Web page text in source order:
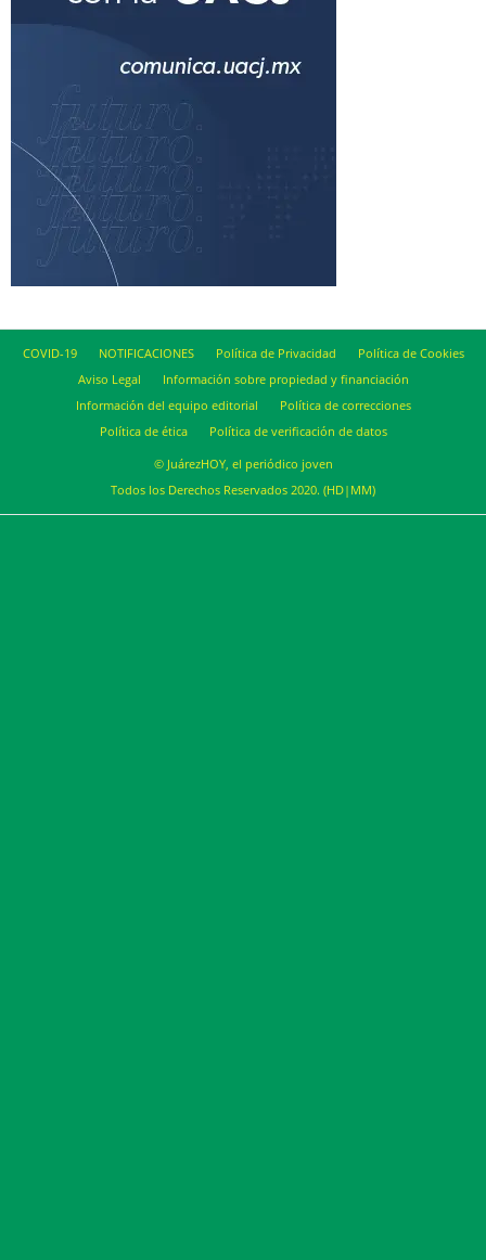
COVID-19 NOTIFICACIONES Política de Privacidad
Política de Cookies
Aviso Legal
Información sobre propiedad y financiación
Información del equipo editorial
Política de correcciones
Política de ética
Política de verificación de datos
© JuárezHOY, el periódico joven
Todos los Derechos Reservados 2020. (HD|MM)